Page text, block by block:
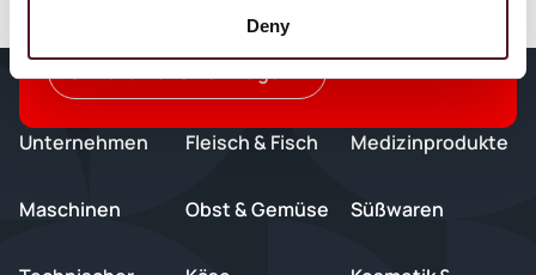
Deny
Flowpack-Maschinen
Unverbindlich anfragen
Unternehmen
Maschinen
Fleisch & Fisch
Obst & Gemüse
Medizinprodukte
Süßwaren